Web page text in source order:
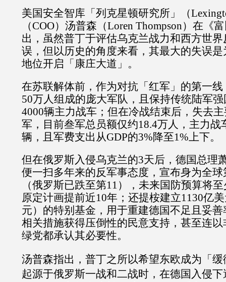
美国安全智库「列克星顿研究所」（
（COO）汤普森（Loren Thompson）在《
出，虽然普丁于评估乌克兰战力和西方世
误，但以历史的角度来看，其最大的失误
地位开启「康庄大道」。
在苏联解体前，作为对抗「红军」的第一
50万人组成的庞大军队，且保持传统陆军
4000辆主力战车；但在冷战结束后，失去
军，目前叁军总员额仅约18.4万人，主力战
辆，且军费支出从GDP的3%降至1%上下。
但在俄罗斯入侵乌克兰的3天后，德国总理
便一扫多年来的反军事态度，宣布身为全
（俄罗斯已跌至第11），未来国防预算将
原定计画提前近10年；还提桉建立1130亿
元）的特别基金，用于重建德国不足且妥
相关措施获得压倒性的民意支持，甚至连
绿党都承认其必要性。
汤普森指出，普丁之所以希望东欧成为「
起源于俄罗斯一战和二战时，在德国入侵